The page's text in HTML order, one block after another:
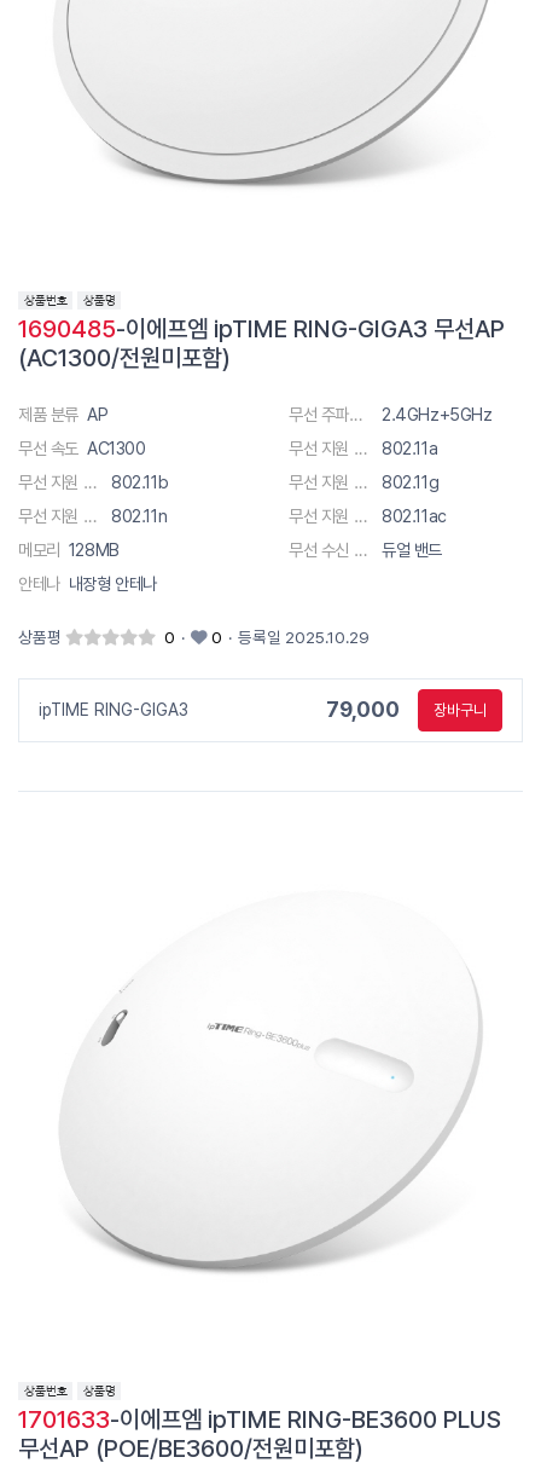
1690485-이에프엠 ipTIME RING-GIGA3 무선AP
(AC1300/전원미포함)
제품 분류 AP 무선 주파수 대역폭
2.4GHz+5GHz
무선 속도 AC1300 무선 지원 규격
802.11a
무선 지원 규격
802.11b 무선 지원 규격
802.11g
무선 지원 규격
802.11n 무선 지원 규격
802.11ac
메모리 128MB 무선 수신 채널
듀얼 밴드
안테나 내장형 안테나
상품평 0 · 0 · 등록일 2025.10.29
ipTIME RING-GIGA3 79,000 장바구니
1701633-이에프엠 ipTIME RING-BE3600 PLUS
무선AP (POE/BE3600/전원미포함)